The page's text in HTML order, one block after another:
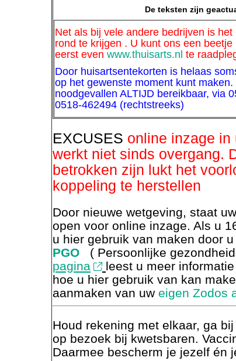
De teksten zijn
Net als bij vele andere bedrijven is
rond te krijgen . U kunt ons een
eerst even www.thuisarts.nl te
Door huisartsentekorten is helaas
op het gewenste moment kunt maken.
noodgevallen ALTIJD bereikbaar, via
0518-462494 (rechtstreeks)
EXCUSES online inzage in
werkt niet sinds overgang.
betrokken zijn lukt het
koppeling te herstellen
Door nieuwe wetgeving, staat
open voor online inzage. Als u
u hier gebruik van maken door
PGO ( Persoonlijke
pagina
leest u meer
hoe u hier gebruik van kan
aanmaken van uw eigen Zodos
Houd rekening met elkaar, ga
op bezoek bij kwetsbaren.
Daarmee bescherm je jezelf én